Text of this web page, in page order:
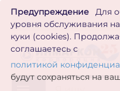
Предупреждение
Для
уровня обслуживания
куки (cookies).
соглашаетесь с
политикой
будут сохраняться на